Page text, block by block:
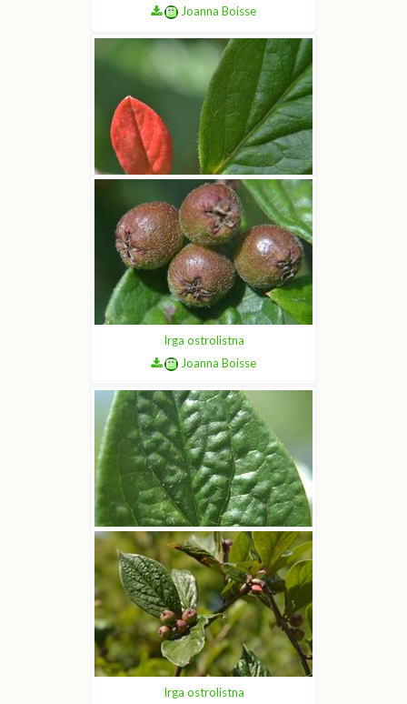
Joanna Boisse
Irga ostrolistna
Joanna Boisse
Irga ostrolistna
Joanna Boisse
Irga ostrolistna
Joanna Boisse
Irga ostrolistna